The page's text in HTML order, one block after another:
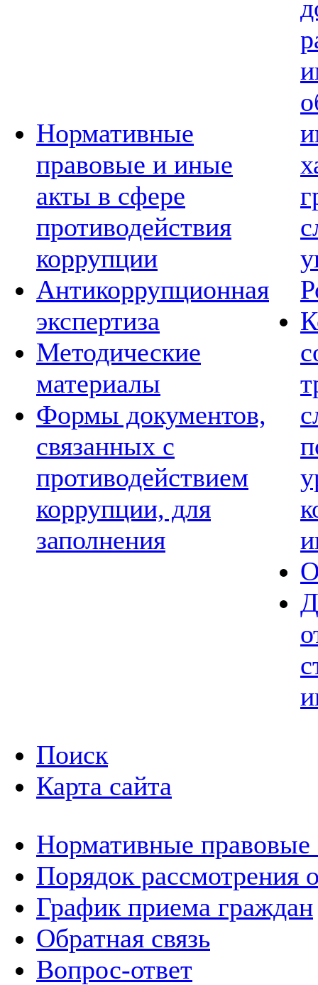
Нормативные
правовые и иные
акты в сфере
противодействия
коррупции
Антикоррупционная
экспертиза
Методические
материалы
Формы документов,
связанных с
противодействием
коррупции, для
заполнения
Поиск
Карта сайта
Нормативные правовые
Порядок рассмотрения
График приема граждан
Обратная связь
Вопрос-ответ